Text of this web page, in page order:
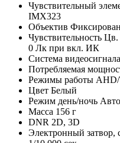
Чувствительный
IMX323
Объектив
Чувствительность Цв.
0 Лк при вкл. ИК
Система видеосигнала
Потребляемая
Режимы работы
Цвет Белый
Режим день/ночь Авто
Масса 156 г
DNR 2D, 3D
Электронный затвор,